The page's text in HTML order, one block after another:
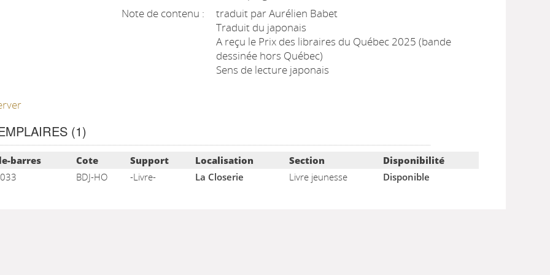
Note de contenu :
traduit par Aurélien Babet
Traduit du japonais
A reçu le Prix des libraires du Québec 2025 (bande
dessinée hors Québec)
Sens de lecture japonais
(1)
des exemplaires
barres Cote Support Localisation Section
Disponibilité
BDJ-HO -Livre- La Closerie Livre jeunesse Disponible